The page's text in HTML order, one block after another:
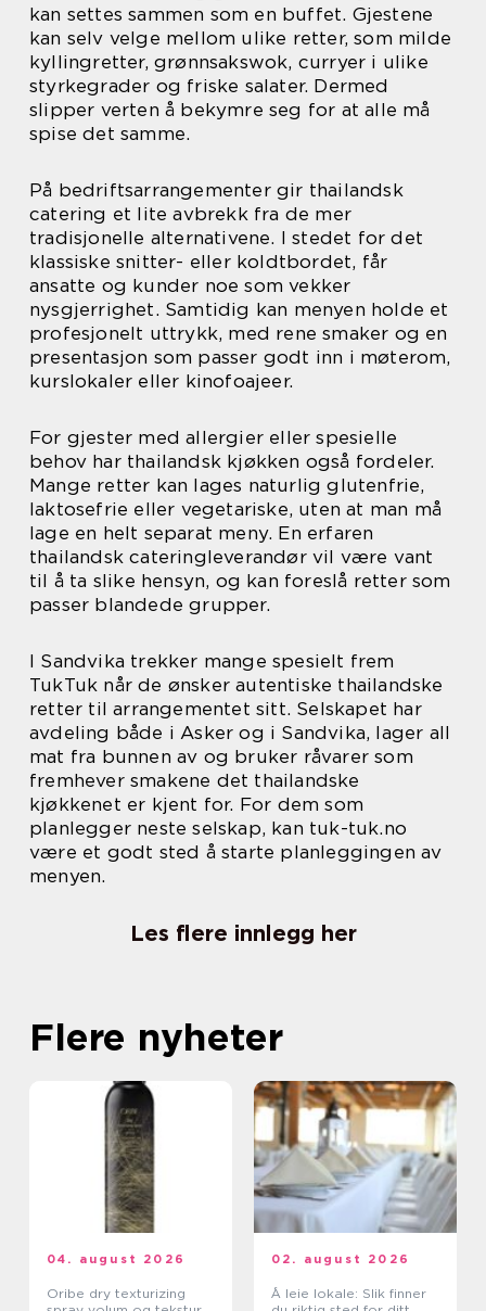
kan settes sammen som en buffet. Gjestene
kan selv velge mellom ulike retter, som milde
kyllingretter, grønnsakswok, curryer i ulike
styrkegrader og friske salater. Dermed
slipper verten å bekymre seg for at alle må
spise det samme.
På bedriftsarrangementer gir thailandsk
catering et lite avbrekk fra de mer
tradisjonelle alternativene. I stedet for det
klassiske snitter- eller koldtbordet, får
ansatte og kunder noe som vekker
nysgjerrighet. Samtidig kan menyen holde et
profesjonelt uttrykk, med rene smaker og en
presentasjon som passer godt inn i møterom,
kurslokaler eller kinofoajeer.
For gjester med allergier eller spesielle
behov har thailandsk kjøkken også fordeler.
Mange retter kan lages naturlig glutenfrie,
laktosefrie eller vegetariske, uten at man må
lage en helt separat meny. En erfaren
thailandsk cateringleverandør vil være vant
til å ta slike hensyn, og kan foreslå retter som
passer blandede grupper.
I Sandvika trekker mange spesielt frem
TukTuk når de ønsker autentiske thailandske
retter til arrangementet sitt. Selskapet har
avdeling både i Asker og i Sandvika, lager all
mat fra bunnen av og bruker råvarer som
fremhever smakene det thailandske
kjøkkenet er kjent for. For dem som
planlegger neste selskap, kan tuk-tuk.no
være et godt sted å starte planleggingen av
menyen.
Les flere innlegg her
Flere nyheter
04. august 2026
Oribe dry texturizing
02. august 2026
Å leie lokale: Slik finner